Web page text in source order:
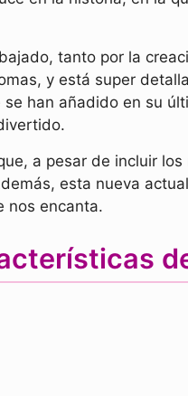
tanto por la
y está super
han añadido en su
a pesar de incluir
esta nueva
nos encanta.